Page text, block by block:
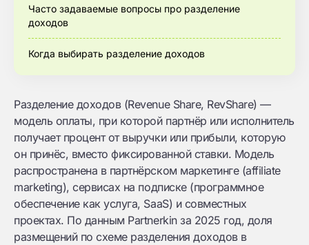
Часто задаваемые вопросы про разделение
доходов
Когда выбирать разделение доходов
Разделение доходов (Revenue Share, RevShare) —
модель оплаты, при которой партнёр или исполнитель
получает процент от выручки или прибыли, которую
он принёс, вместо фиксированной ставки. Модель
распространена в партнёрском маркетинге (affiliate
marketing), сервисах на подписке (программное
обеспечение как услуга, SaaS) и совместных
проектах. По данным Partnerkin за 2025 год, доля
размещений по схеме разделения доходов в